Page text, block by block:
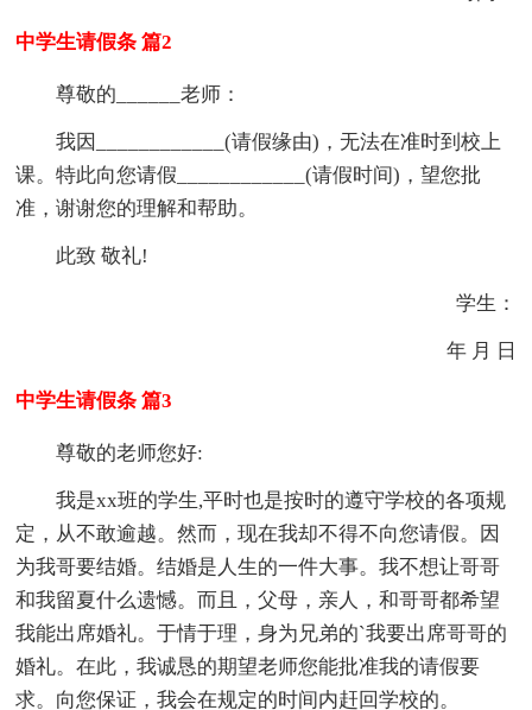
中学生请假条 篇2
尊敬的______老师：
我因____________(请假缘由)，无法在准时到校上
课。特此向您请假____________(请假时间)，望您批
准，谢谢您的理解和帮助。
此致 敬礼!
学生：
年 月 日
中学生请假条 篇3
尊敬的老师您好:
我是xx班的学生,平时也是按时的遵守学校的各项规
定，从不敢逾越。然而，现在我却不得不向您请假。因
为我哥要结婚。结婚是人生的一件大事。我不想让哥哥
和我留夏什么遗憾。而且，父母，亲人，和哥哥都希望
我能出席婚礼。于情于理，身为兄弟的`我要出席哥哥的
婚礼。在此，我诚恳的期望老师您能批准我的请假要
求。向您保证，我会在规定的时间内赶回学校的。